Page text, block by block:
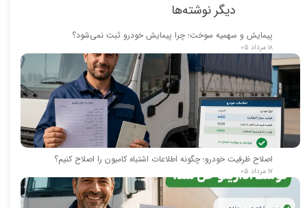
دیگر نوشته‌ها
پیمایش و سهمیه سوخت؛ چرا پیمایش خودرو ثبت نمی‌شود؟
۱۸ مرداد ۰۵
اصلاح ظرفیت خودرو؛ چگونه اطلاعات اشتباه کامیون را اصلاح کنیم؟
۱۷ مرداد ۰۵